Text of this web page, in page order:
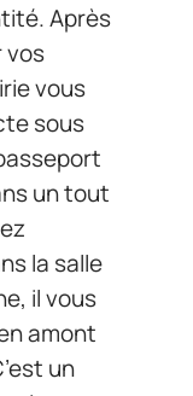
Après
vos
vous
sous
un tout
la salle
il vous
amont
un